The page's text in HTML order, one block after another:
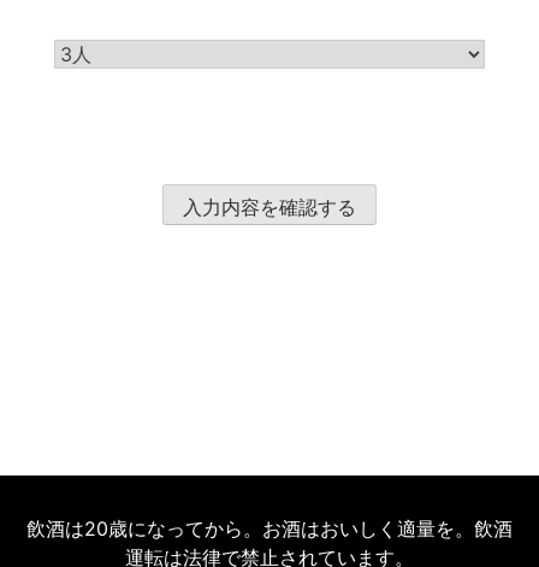
飲酒は20歳になってから。お酒はおいしく適量を。飲酒
運転は法律で禁止されています。